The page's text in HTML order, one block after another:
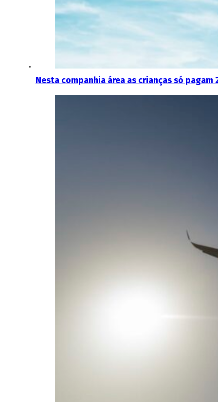
Nesta companhia área as crianças só